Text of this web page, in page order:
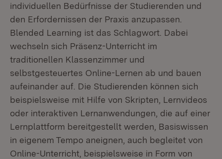
individuellen Bedürfnisse der Studierenden und
den Erfordernissen der Praxis anzupassen.
Blended Learning ist das Schlagwort. Dabei
wechseln sich Präsenz-Unterricht im
traditionellen Klassenzimmer und
selbstgesteuertes Online-Lernen ab und bauen
aufeinander auf. Die Studierenden können sich
beispielsweise mit Hilfe von Skripten, Lernvideos
oder interaktiven Lernanwendungen, die auf einer
Lernplattform bereitgestellt werden, Basiswissen
in eigenem Tempo aneignen, auch begleitet von
Online-Unterricht, beispielsweise in Form von